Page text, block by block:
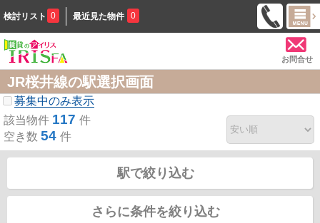
検討リスト 0 最近見た物件 0
お問合せ
JR桜井線の駅選択画面
募集中のみ表示
該当物件 117 件
空き数 54 件
駅で絞り込む
さらに条件を絞り込む